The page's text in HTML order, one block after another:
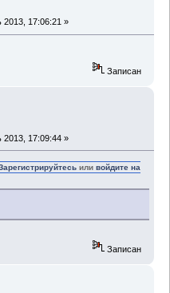
2013, 17:06:21 »
Записан
2013, 17:09:44 »
иливойдите на
Записан